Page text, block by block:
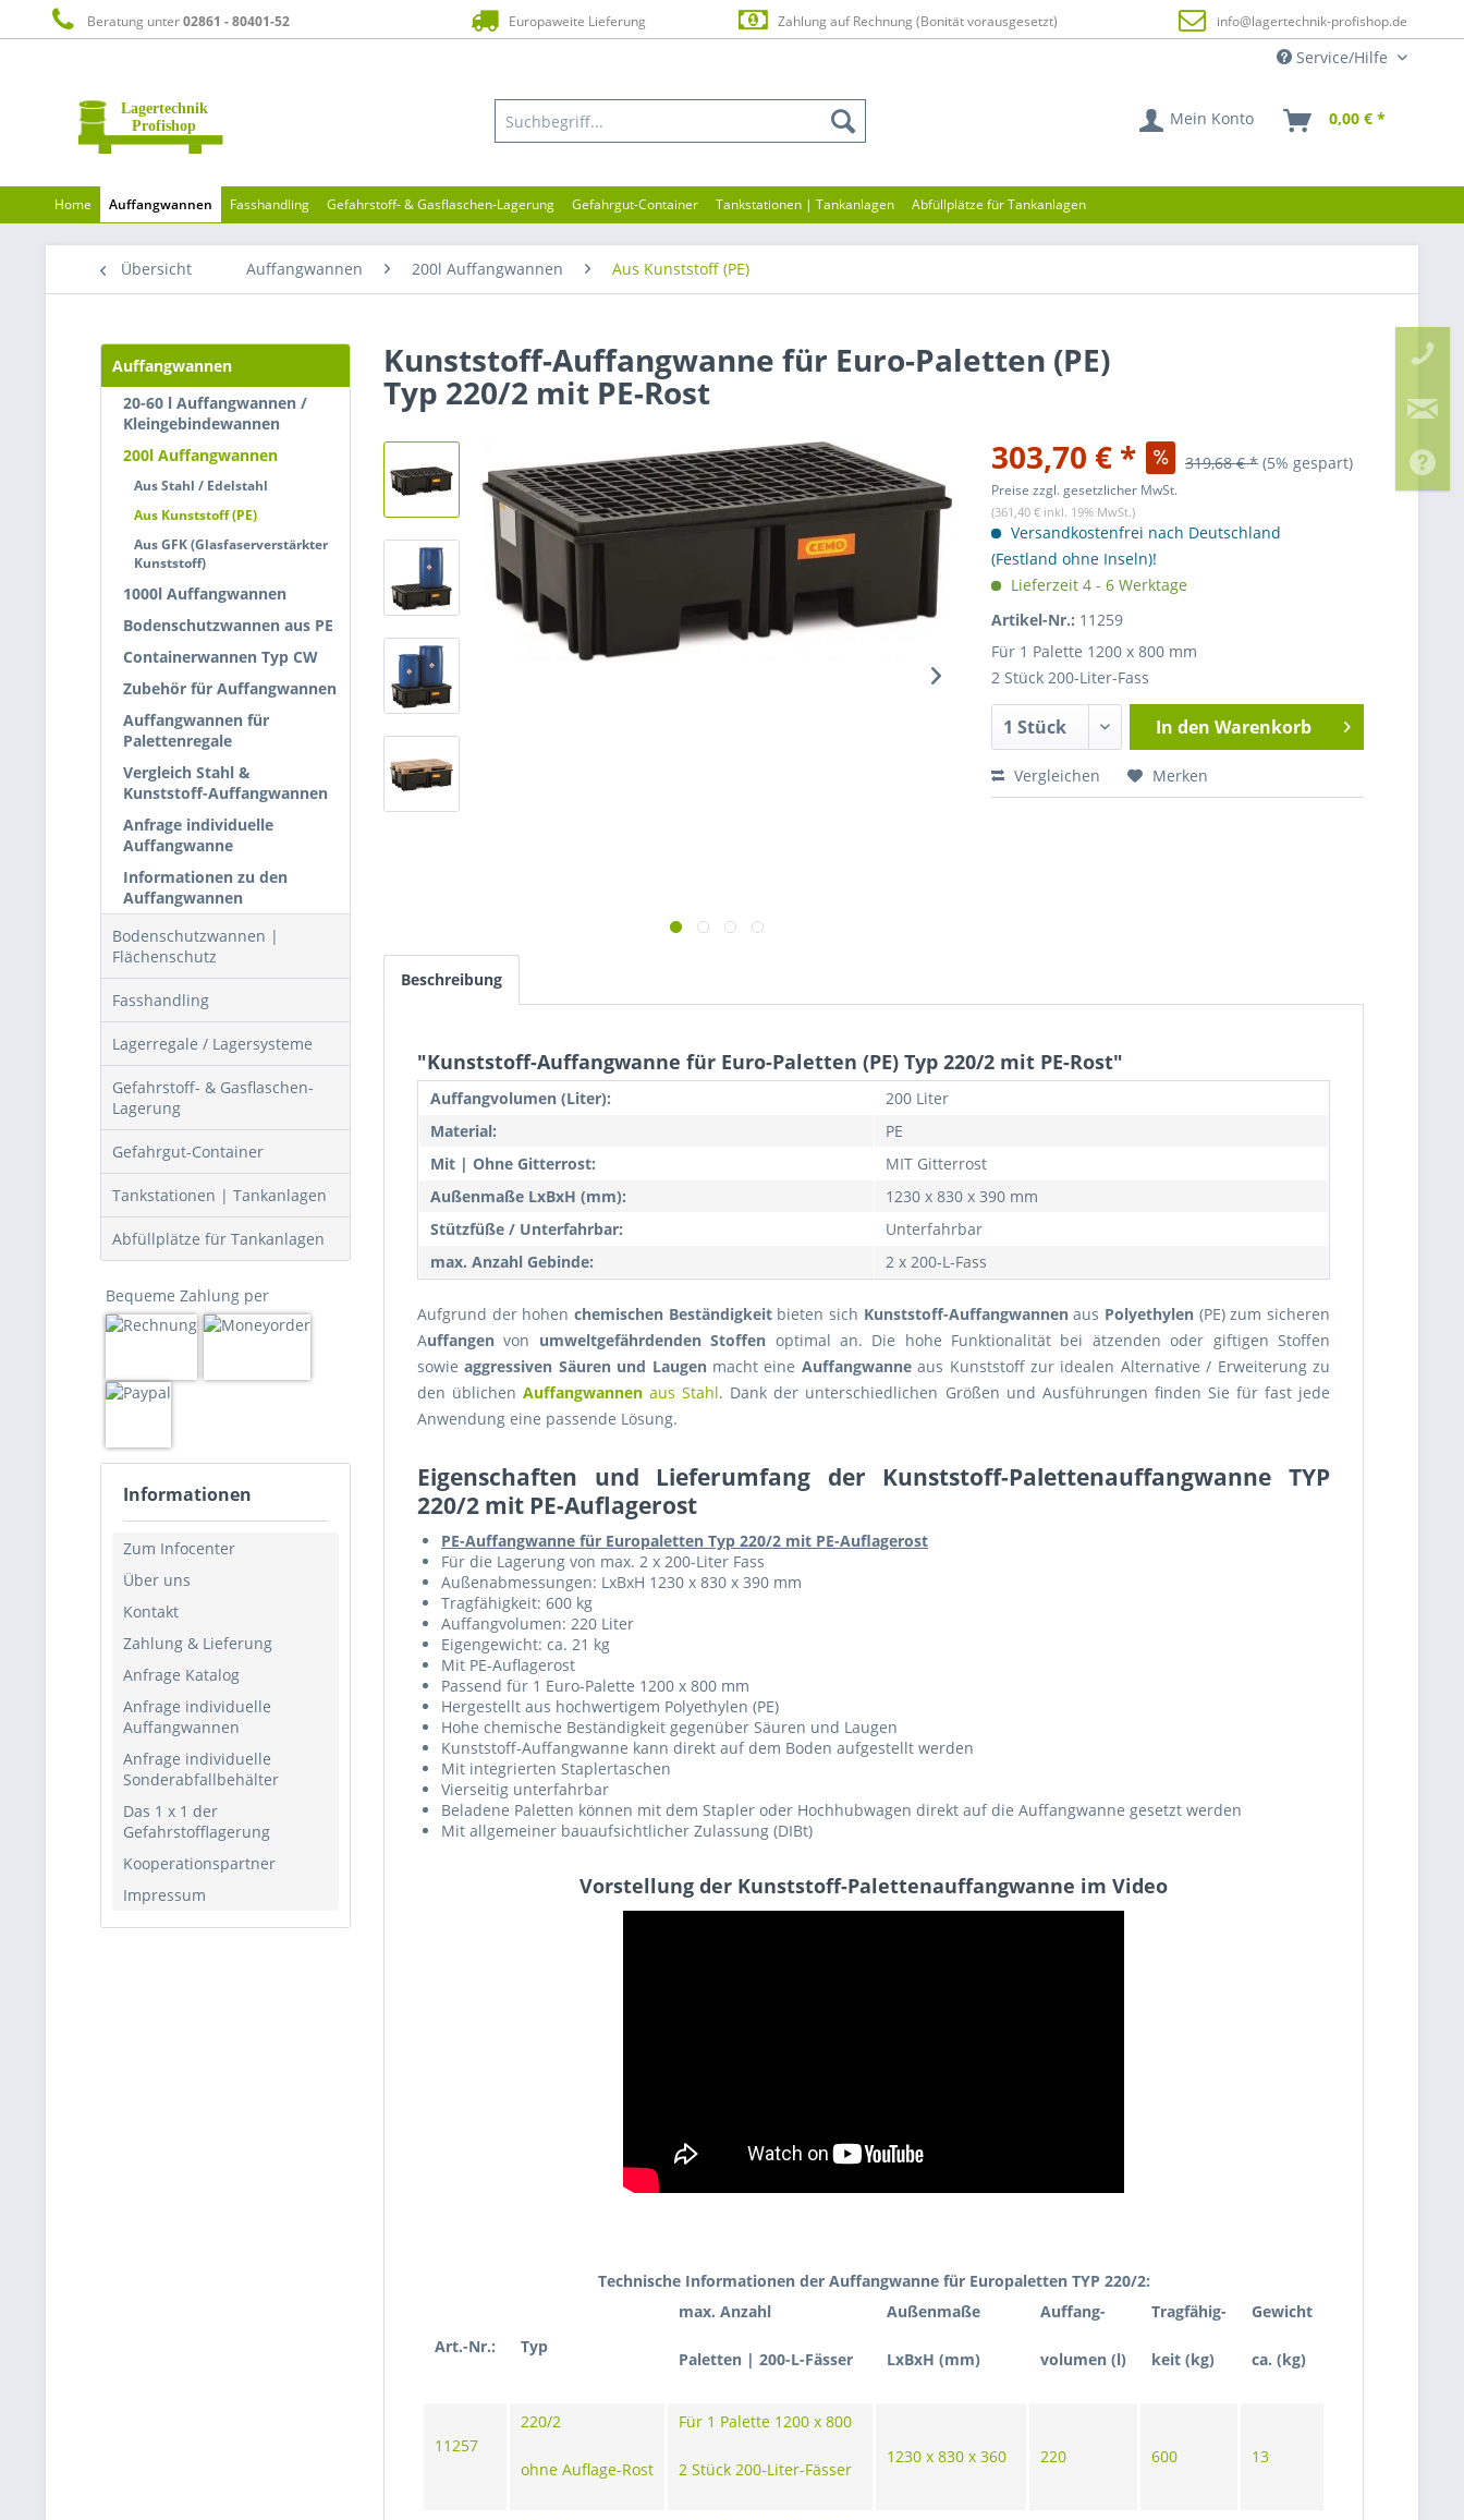
Beratung unter02861 - 80401-52 Europaweite Lieferung Zahlung auf Rechnung (Bonität vorausgesetzt) info@lagertechnik-profishop.de
Service/Hilfe
Mein Konto 0,00 € *
Home Auffangwannen Fasshandling Gefahrstoff- & Gasflaschen-Lagerung Gefahrgut-Container Tankstationen | Tankanlagen Abfüllplätze für Tankanlagen
Übersicht Auffangwannen 200l Auffangwannen Aus Kunststoff (PE)
Auffangwannen
20-60 l Auffangwannen /
Kleingebindewannen
200l Auffangwannen
Aus Stahl / Edelstahl
Aus Kunststoff (PE)
Aus GFK (Glasfaserverstärkter
Kunststoff)
1000l Auffangwannen
Bodenschutzwannen aus PE
Containerwannen Typ CW
Zubehör für Auffangwannen
Auffangwannen für
Palettenregale
Vergleich Stahl &
Kunststoff-Auffangwannen
Anfrage individuelle
Auffangwanne
Informationen zu den
Auffangwannen
Bodenschutzwannen |
Flächenschutz
Fasshandling
Lagerregale / Lagersysteme
Gefahrstoff- & Gasflaschen-
Lagerung
Gefahrgut-Container
Tankstationen | Tankanlagen
Abfüllplätze für Tankanlagen
Bequeme Zahlung per
Informationen
Zum Infocenter
Über uns
Kontakt
Zahlung & Lieferung
Anfrage Katalog
Anfrage individuelle
Auffangwannen
Anfrage individuelle
Sonderabfallbehälter
Das 1 x 1 der
Gefahrstofflagerung
Kooperationspartner
Impressum
Kunststoff-Auffangwanne für Euro-Paletten (PE)
Typ 220/2 mit PE-Rost
303,70 € *
319,68 € * (5% gespart)
Preise zzgl. gesetzlicher MwSt.
(361,40 € inkl. 19% MwSt.)
Versandkostenfrei nach Deutschland
(Festland ohne Inseln)!
Lieferzeit 4 - 6 Werktage
Artikel-Nr.: 11259
Für 1 Palette 1200 x 800 mm
2 Stück 200-Liter-Fass
In den Warenkorb
Vergleichen Merken
Beschreibung
"Kunststoff-Auffangwanne für Euro-Paletten (PE) Typ 220/2 mit PE-Rost"
Auffangvolumen (Liter):
200 Liter
Material:
PE
Mit | Ohne Gitterrost:
MIT Gitterrost
Außenmaße LxBxH (mm):
1230 x 830 x 390 mm
Stützfüße / Unterfahrbar:
Unterfahrbar
max. Anzahl Gebinde:
2 x 200-L-Fass
Aufgrund der hohen chemischen Beständigkeitbieten sich Kunststoff-Auffangwannenaus Polyethylen (PE) zum sicheren
Auffangen von umweltgefährdenden Stoffen optimal an. Die hohe Funktionalität bei ätzenden oder giftigen Stoffen
sowieaggressiven Säuren und Laugenmacht eine Auffangwanneaus Kunststoff zur idealen Alternative / Erweiterung zu
den üblichenAuffangwannen aus Stahl. Dank der unterschiedlichen Größen und Ausführungen finden Sie für fast jede
Anwendung eine passende Lösung.
Eigenschaften und Lieferumfang der Kunststoff-Palettenauffangwanne TYP
220/2 mit PE-Auflagerost
PE-Auffangwanne für Europaletten Typ 220/2 mit PE-Auflagerost
Für die Lagerung von max. 2 x 200-Liter Fass
Außenabmessungen: LxBxH 1230 x 830 x 390 mm
Tragfähigkeit: 600 kg
Auffangvolumen: 220 Liter
Eigengewicht: ca. 21 kg
Mit PE-Auflagerost
Passend für 1 Euro-Palette 1200 x 800 mm
Hergestellt aus hochwertigem Polyethylen (PE)
Hohe chemische Beständigkeit gegenüber Säuren und Laugen
Kunststoff-Auffangwanne kann direkt auf dem Boden aufgestellt werden
Mit integrierten Staplertaschen
Vierseitig unterfahrbar
Beladene Paletten können mit dem Stapler oder Hochhubwagen direkt auf die Auffangwanne gesetzt werden
Mit allgemeiner bauaufsichtlicher Zulassung (DIBt)
Vorstellung der Kunststoff-Palettenauffangwanne im Video
Technische Informationen der Auffangwanne für Europaletten TYP 220/2:
Art.-Nr.: Typ
max. Anzahl
Paletten | 200-L-Fässer
Außenmaße
LxBxH (mm)
Auffang-
volumen (l)
Tragfähig-
keit (kg)
Gewicht
ca. (kg)
11257
220/2
ohne Auflage-Rost
Für 1 Palette 1200 x 800
2 Stück 200-Liter-Fässer
1230 x 830 x 360 220 600 13